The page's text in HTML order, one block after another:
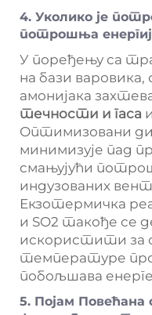
4. Уколико је
потрошња
У поређењу са
на бази
амонијака
течности и гаса
Оптимизовани
минимизује пад
смањујући
индузованих
Екзотермичка
и SO2 такође се
искористити за
температуре
побољшава
5. Појам